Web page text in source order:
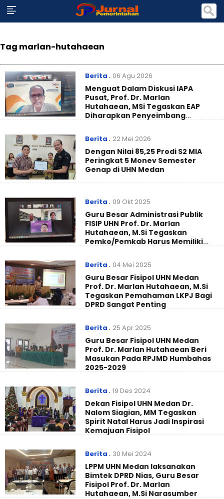
Tag marlan-hutahaean
Berita . 06 Agu 2026
Menguat Dalam Diskusi IAPA
Pusat, Prof. Dr. Marlan
Hutahaean, MSi Tegaskan EAP
Diharapkan Penyeimbang
Berita . 22 Mei 2026
Dengan Nilai 85,25 Prodi S2 MIA
Peringkat 5 Monev Semester
Genap di UHN Medan
Berita . 09 Okt 2025
Guru Besar Administrasi Publik
FISIP UHN Prof. Dr. Marlan
Hutahaean, M.Si Tegaskan
Pemko/Pemkab Harus Memiliki
Berita . 04 Mei 2025
Guru Besar Fisipol UHN Medan
Prof. Dr. Marlan Hutahaean, M.Si
Tegaskan Pemahaman LKPJ Bagi
DPRD Sangat Penting
Berita . 25 Apr 2025
Guru Besar Fisipol UHN Medan
Prof. Dr. Marlan Hutahaean Beri
Masukan Pada RPJMD Humbahas
2025-2029
Berita . 19 Des 2024
Dekan Fisipol UHN Medan Dr.
Nalom Siagian, MM Tegaskan
Spirit Natal Harus Jadi Inspirasi
Kemajuan Fisipol
Berita . 30 Mei 2024
LPPM UHN Medan laksanakan
Bimtek DPRD Nias, Guru Besar
Fisipol Prof. Dr. Marlan
Hutahaean, M.Si Narasumber